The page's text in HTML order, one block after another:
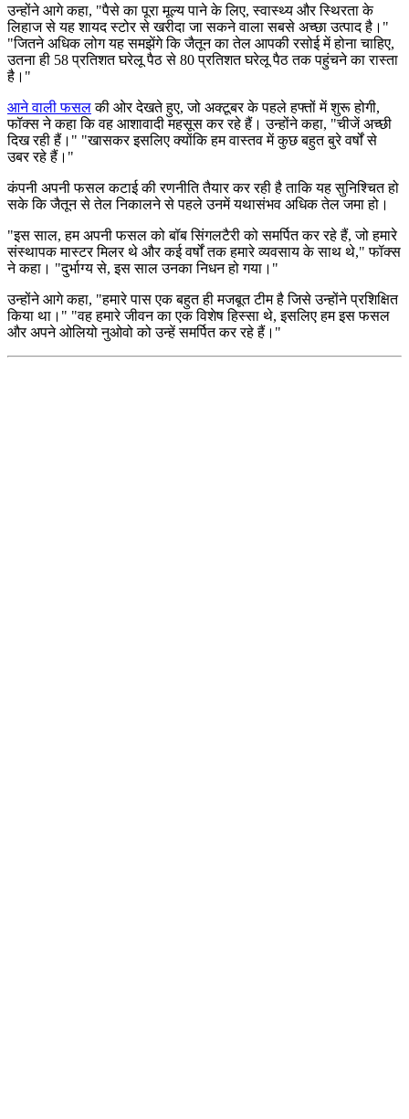
उन्होंने आगे कहा, "पैसे का पूरा मूल्य पाने के लिए, स्वास्थ्य और स्थिरता के
लिहाज से यह शायद स्टोर से खरीदा जा सकने वाला सबसे अच्छा उत्पाद है।"
"जितने अधिक लोग यह समझेंगे कि जैतून का तेल आपकी रसोई में होना चाहिए,
उतना ही 58 प्रतिशत घरेलू पैठ से 80 प्रतिशत घरेलू पैठ तक पहुंचने का रास्ता
है।"
आने वाली फसलकी ओर देखते हुए, जो अक्टूबर के पहले हफ्तों में शुरू होगी,
फॉक्स ने कहा कि वह आशावादी महसूस कर रहे हैं। उन्होंने कहा, "चीजें अच्छी
दिख रही हैं।" "खासकर इसलिए क्योंकि हम वास्तव में कुछ बहुत बुरे वर्षों से
उबर रहे हैं।"
कंपनी अपनी फसल कटाई की रणनीति तैयार कर रही है ताकि यह सुनिश्चित हो
सके कि जैतून से तेल निकालने से पहले उनमें यथासंभव अधिक तेल जमा हो।
"इस साल, हम अपनी फसल को बॉब सिंगलटैरी को समर्पित कर रहे हैं, जो हमारे
संस्थापक मास्टर मिलर थे और कई वर्षों तक हमारे व्यवसाय के साथ थे," फॉक्स
ने कहा। "दुर्भाग्य से, इस साल उनका निधन हो गया।"
उन्होंने आगे कहा, "हमारे पास एक बहुत ही मजबूत टीम है जिसे उन्होंने प्रशिक्षित
किया था।" "वह हमारे जीवन का एक विशेष हिस्सा थे, इसलिए हम इस फसल
और अपने ओलियो नुओवो को उन्हें समर्पित कर रहे हैं।"